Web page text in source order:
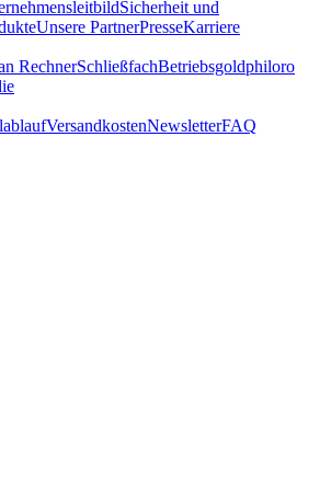
Sicherheit und
Unsere PartnerPresseKarriere
RechnerSchließfachBetriebsgoldphiloro
VersandkostenNewsletterFAQ